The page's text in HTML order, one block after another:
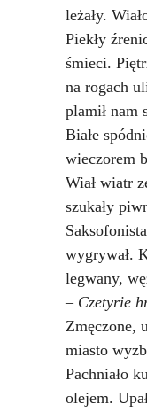
🖶 Drukuj
Wszelkie prawa
leżały.
Piekły
śmieci.
na rogach
plamił nam
Białe
wieczorem
Wiał wiatr
szukały
wygrywał.
legwany,
– Czetyrie
Zmęczone,
miasto
Pachniało
olejem.